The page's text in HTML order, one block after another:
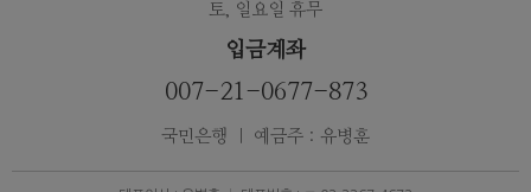
토, 일요일 휴무
입금계좌
007-21-0677-873
국민은행 ｜ 예금주 : 유병훈